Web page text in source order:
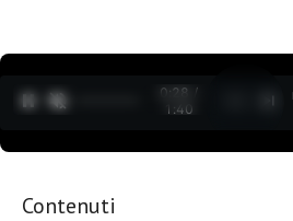
0:29 /
1:40
Contenuti